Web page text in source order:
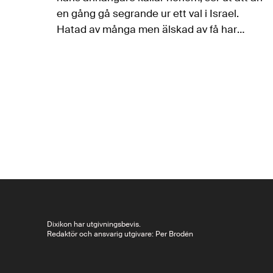
en gång gå segrande ur ett val i Israel.
Hatad av många men älskad av få har
Dixikon har utgivningsbevis.
Redaktör och ansvarig utgivare: Per Brodén